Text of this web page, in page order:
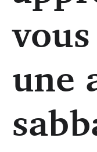
une